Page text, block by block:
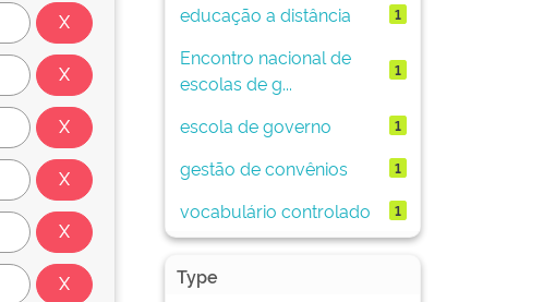
educação a distância 1
Encontro nacional de
escolas de g...
1
escola de governo 1
gestão de convênios 1
vocabulário controlado 1
Type